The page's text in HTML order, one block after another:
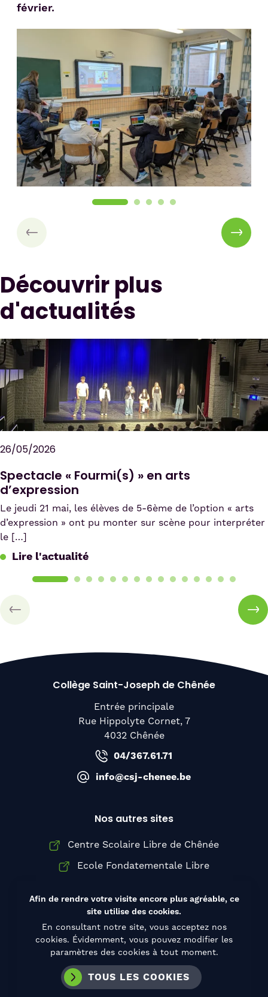
février.
Découvrir plus
d'actualités
26/05/2026
Spectacle « Fourmi(s) » en arts
d’expression
Le jeudi 21 mai, les élèves de 5-6ème de l’option « arts
d’expression » ont pu monter sur scène pour interpréter
le […]
Lire l'actualité
Collège Saint-Joseph de Chênée
Entrée principale
Rue Hippolyte Cornet, 7
4032 Chênée
04/367.61.71
info@csj-chenee.be
Nos autres sites
Centre Scolaire Libre de Chênée
Ecole Fondatementale Libre
© Copyright 2026 Collège Saint-Joseph de
Conditions d’utilisation
Politique de confidentialité
Cookies
Afin de rendre votre visite encore plus agréable, ce
site utilise des cookies.
En consultant notre site, vous acceptez nos
cookies. Évidemment, vous pouvez modifier les
paramètres des cookies à tout moment.
TOUS LES COOKIES